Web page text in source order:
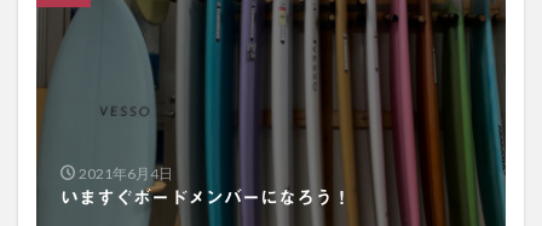
2021年6月4日
いますぐボードメンバーになろう！